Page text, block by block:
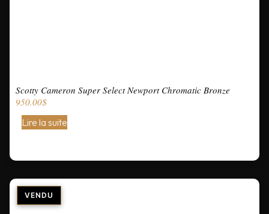
Scotty Cameron Super Select Newport Chromatic Bronze
950.00$
Lire la suite